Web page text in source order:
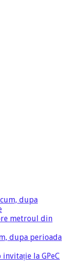
dupa
metroul din
dupa perioada
invitație la GPeC